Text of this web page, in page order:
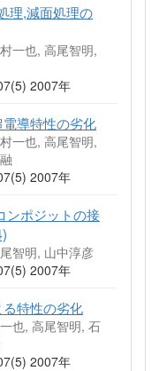
理,減面処理の
一也, 高尾智明,
2007年
導特性の劣化
一也, 高尾智明,
2007年
ンポジットの接
智明, 山中淳彦
2007年
特性の劣化
也, 高尾智明, 石
2007年